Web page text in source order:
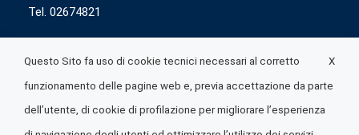
Tel. 02674821
X
Questo Sito fa uso di cookie tecnici necessari al corretto
funzionamento delle pagine web e, previa accettazione da parte
dell’utente, di cookie di profilazione per migliorare l’esperienza